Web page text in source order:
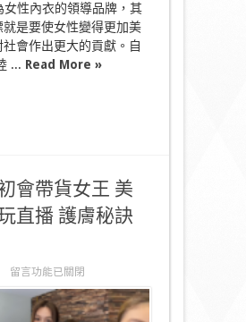
女性內衣的領導品牌，其
是要使女性變得更加美
社會作出更大的貢獻。自
... Read More »
會帶貨女王 美
直播 護膚秘訣
在
〈傅
留言功能已關閉